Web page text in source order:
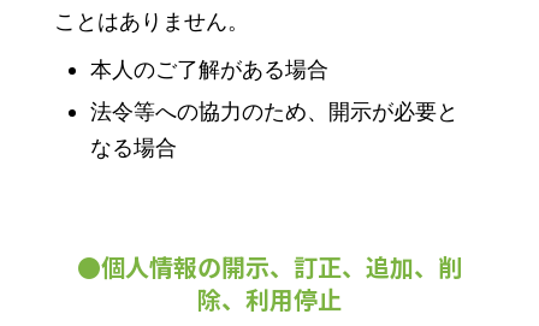
ことはありません。
本人のご了解がある場合
法令等への協力のため、開示が必要と
なる場合
●個人情報の開示、訂正、追加、削
除、利用停止